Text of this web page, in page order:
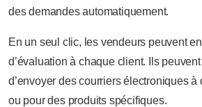
des demandes automatiquement.
En un seul clic, les vendeurs peuvent
d’évaluation à chaque client. Ils
d’envoyer des courriers électroniques
ou pour des produits spécifiques.